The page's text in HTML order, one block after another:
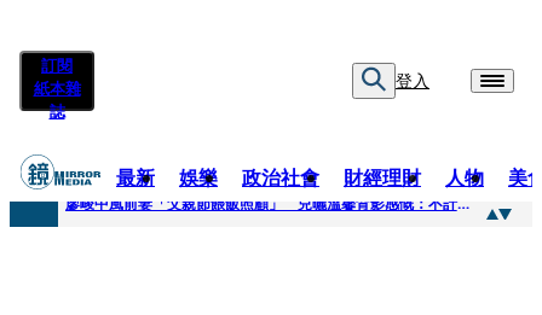
訂閱
紙本雜
誌
登入
最新 娛樂 政治社會 財經理財 人物 美
快訊
廖峻中風前妻「父親節餵飯照顧」 兒曬溫馨背影感慨：不計前嫌的真愛